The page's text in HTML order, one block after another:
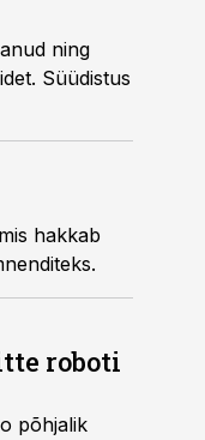
ning
Süüdistus
hakkab
roboti
põhjalik